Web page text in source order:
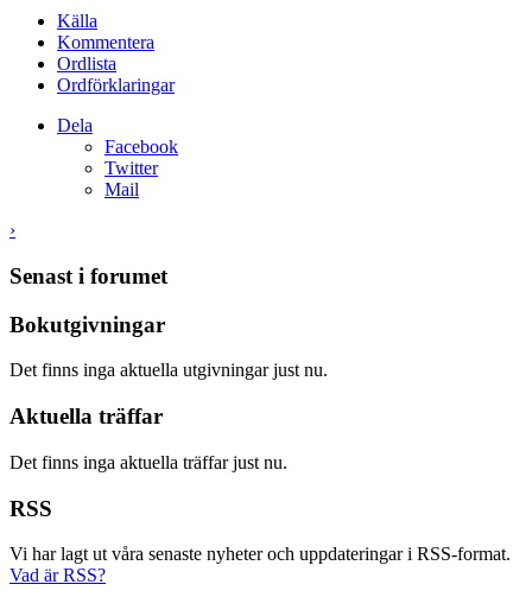
Källa
Kommentera
Ordlista
Ordförklaringar
Dela
Facebook
Twitter
Mail
›
Senast i forumet
Bokutgivningar
Det finns inga aktuella utgivningar just nu.
Aktuella träffar
Det finns inga aktuella träffar just nu.
RSS
Vi har lagt ut våra senaste nyheter och uppdateringar i RSS-format.
Vad är RSS?